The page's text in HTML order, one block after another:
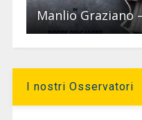
Manlio Graziano
I nostri Osservatori